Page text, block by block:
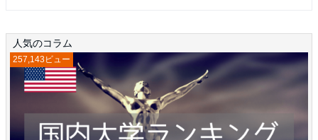
人気のコラム
257,143ビュー